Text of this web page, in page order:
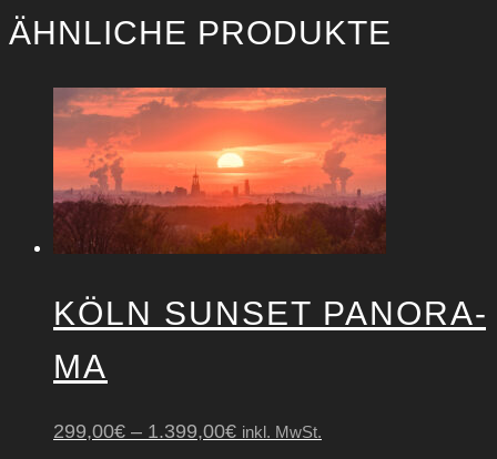
ÄHNLICHE PRODUKTE
KÖLN SUN­SET PAN­ORA­
MA
299,00€ – 1.399,00€ inkl. MwSt.